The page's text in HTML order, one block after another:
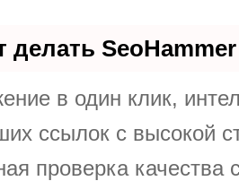
делать SeoHammer
в один клик,
ссылок с высокой
проверка качества